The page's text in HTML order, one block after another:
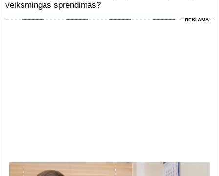
veiksmingas sprendimas?
REKLAMA